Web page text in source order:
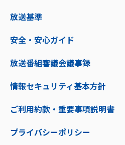
放送基準
安全・安心ガイド
放送番組審議会議事録
情報セキュリティ基本方針
ご利用約款・重要事項説明書
プライバシーポリシー